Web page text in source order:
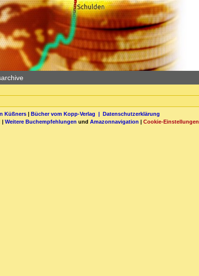
Küßners| Bücher vom Kopp-Verlag | Datenschutzerklärung
| Weitere Buchempfehlungen und Amazonnavigation | Cookie-Einstellungen